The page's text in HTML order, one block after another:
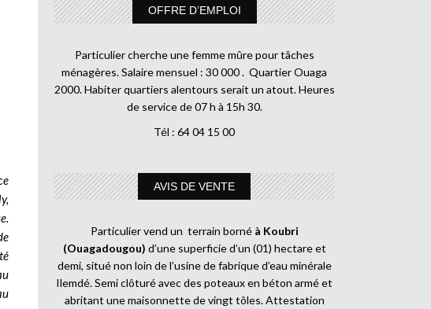
OFFRE D’EMPLOI
Particulier cherche une femme mûre pour tâches
ménagères. Salaire mensuel : 30 000 . Quartier Ouaga
2000. Habiter quartiers alentours serait un atout. Heures
de service de 07 h à 15h 30.
Tél : 64 04 15 00
AVIS DE VENTE
Particulier vend un terrain borné à Koubri
(Ouagadougou) d’une superficie d’un (01) hectare et
demi, situé non loin de l’usine de fabrique d’eau minérale
Ilemdé. Semi clôturé avec des poteaux en béton armé et
abritant une maisonnette de vingt tôles. Attestation